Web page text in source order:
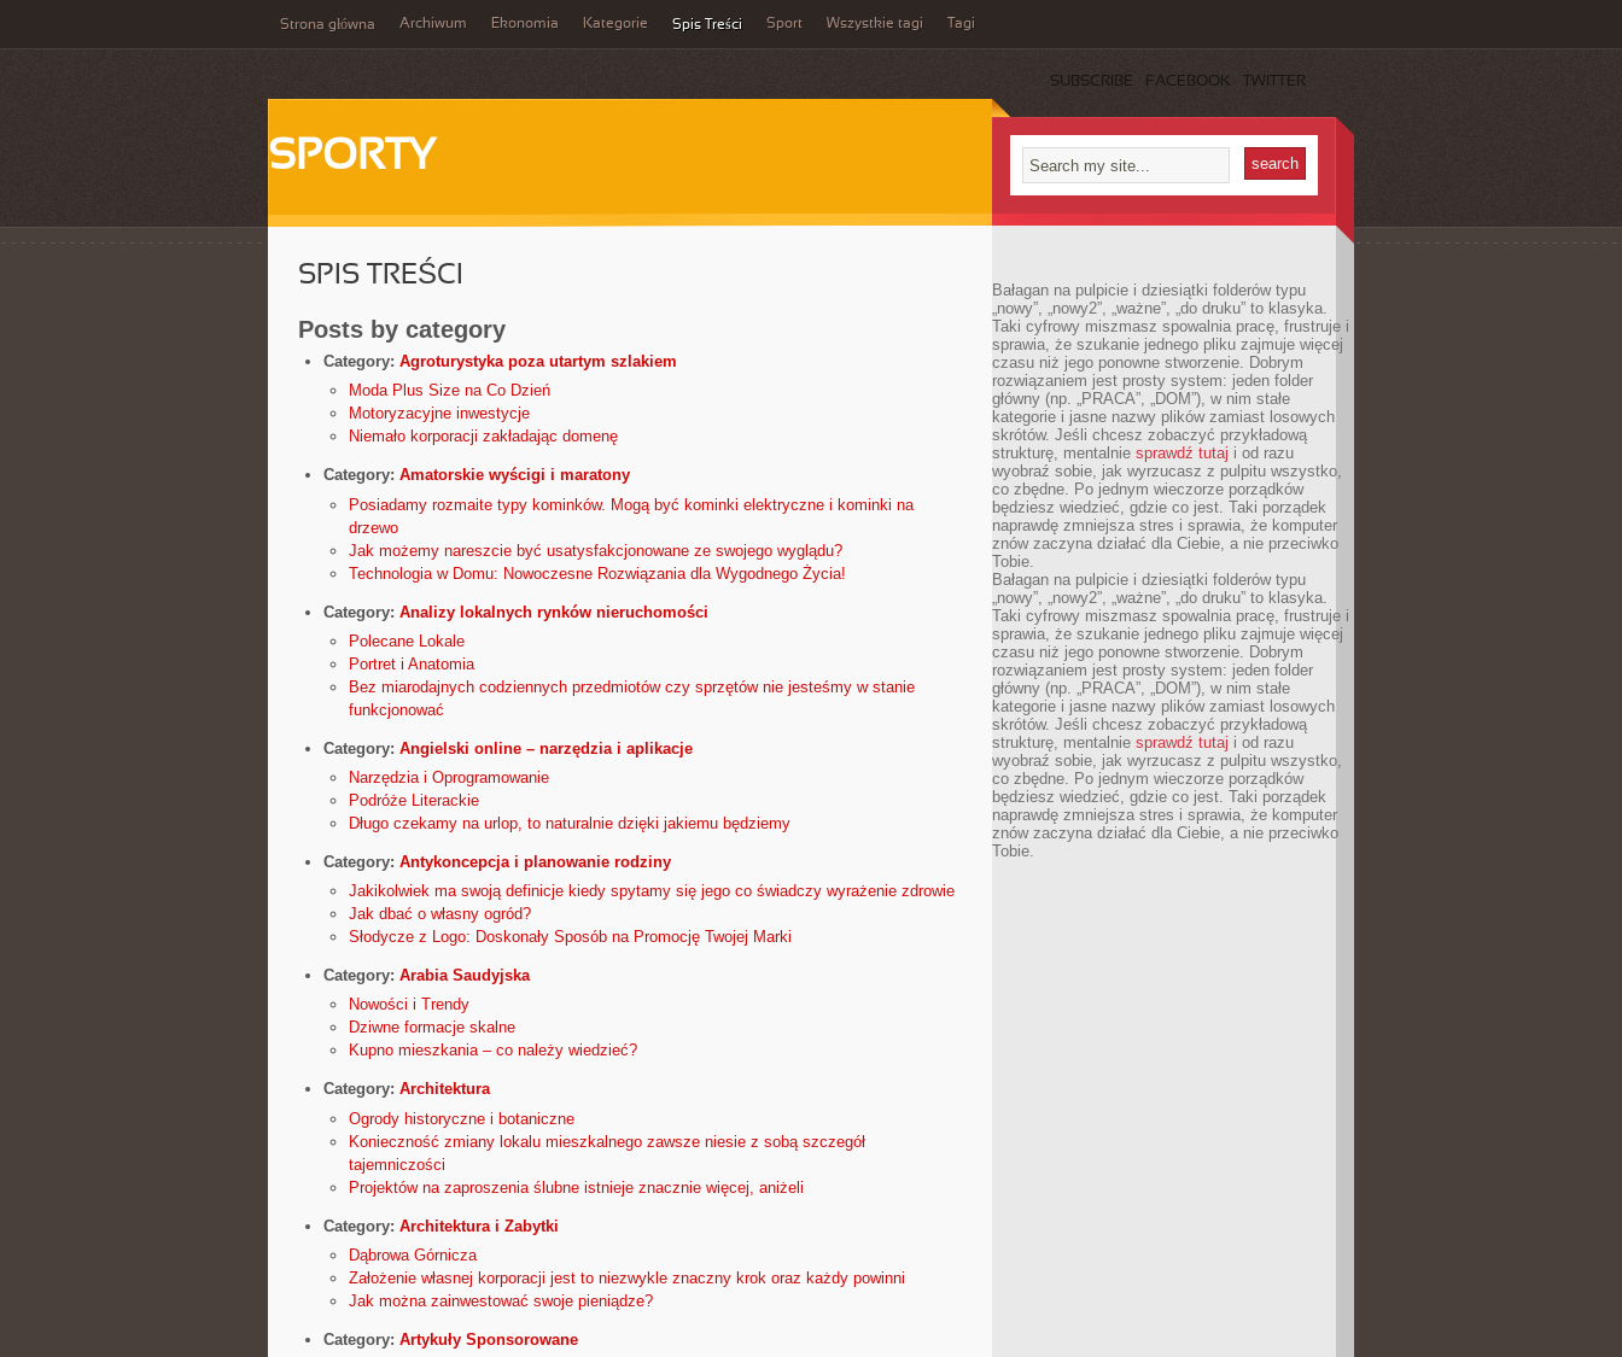
Strona główna Archiwum Ekonomia Kategorie Spis Treści Sport Wszystkie tagi Tagi
SUBSCRIBE FACEBOOK TWITTER
SPORTY
SPIS TREŚCI
Posts by category
Category: Agroturystyka poza utartym szlakiem
Moda Plus Size na Co Dzień
Motoryzacyjne inwestycje
Niemało korporacji zakładając domenę
Category: Amatorskie wyścigi i maratony
Posiadamy rozmaite typy kominków. Mogą być kominki elektryczne i kominki na
drzewo
Jak możemy nareszcie być usatysfakcjonowane ze swojego wyglądu?
Technologia w Domu: Nowoczesne Rozwiązania dla Wygodnego Życia!
Category: Analizy lokalnych rynków nieruchomości
Polecane Lokale
Portret i Anatomia
Bez miarodajnych codziennych przedmiotów czy sprzętów nie jesteśmy w stanie
funkcjonować
Category: Angielski online – narzędzia i aplikacje
Narzędzia i Oprogramowanie
Podróże Literackie
Długo czekamy na urlop, to naturalnie dzięki jakiemu będziemy
Category: Antykoncepcja i planowanie rodziny
Jakikolwiek ma swoją definicje kiedy spytamy się jego co świadczy wyrażenie zdrowie
Jak dbać o własny ogród?
Słodycze z Logo: Doskonały Sposób na Promocję Twojej Marki
Category: Arabia Saudyjska
Nowości i Trendy
Dziwne formacje skalne
Kupno mieszkania – co należy wiedzieć?
Category: Architektura
Ogrody historyczne i botaniczne
Konieczność zmiany lokalu mieszkalnego zawsze niesie z sobą szczegół
tajemniczości
Projektów na zaproszenia ślubne istnieje znacznie więcej, aniżeli
Category: Architektura i Zabytki
Dąbrowa Górnicza
Założenie własnej korporacji jest to niezwykle znaczny krok oraz każdy powinni
Jak można zainwestować swoje pieniądze?
Category: Artykuły Sponsorowane
Bałagan na pulpicie i dziesiątki folderów typu
„nowy”, „nowy2”, „ważne”, „do druku” to klasyka.
Taki cyfrowy miszmasz spowalnia pracę, frustruje i
sprawia, że szukanie jednego pliku zajmuje więcej
czasu niż jego ponowne stworzenie. Dobrym
rozwiązaniem jest prosty system: jeden folder
główny (np. „PRACA”, „DOM”), w nim stałe
kategorie i jasne nazwy plików zamiast losowych
skrótów. Jeśli chcesz zobaczyć przykładową
strukturę, mentalnie sprawdź tutaj i od razu
wyobraź sobie, jak wyrzucasz z pulpitu wszystko,
co zbędne. Po jednym wieczorze porządków
będziesz wiedzieć, gdzie co jest. Taki porządek
naprawdę zmniejsza stres i sprawia, że komputer
znów zaczyna działać dla Ciebie, a nie przeciwko
Tobie.
Bałagan na pulpicie i dziesiątki folderów typu
„nowy”, „nowy2”, „ważne”, „do druku” to klasyka.
Taki cyfrowy miszmasz spowalnia pracę, frustruje i
sprawia, że szukanie jednego pliku zajmuje więcej
czasu niż jego ponowne stworzenie. Dobrym
rozwiązaniem jest prosty system: jeden folder
główny (np. „PRACA”, „DOM”), w nim stałe
kategorie i jasne nazwy plików zamiast losowych
skrótów. Jeśli chcesz zobaczyć przykładową
strukturę, mentalnie sprawdź tutaj i od razu
wyobraź sobie, jak wyrzucasz z pulpitu wszystko,
co zbędne. Po jednym wieczorze porządków
będziesz wiedzieć, gdzie co jest. Taki porządek
naprawdę zmniejsza stres i sprawia, że komputer
znów zaczyna działać dla Ciebie, a nie przeciwko
Tobie.